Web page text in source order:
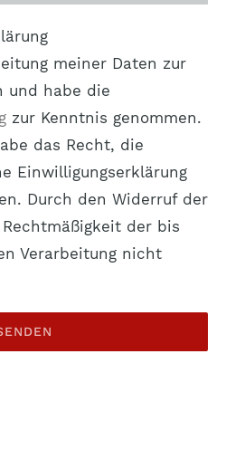
meiner Daten zur
und habe die
zur Kenntnis genommen.
das Recht, die
Einwilligungserklärung
Durch den Widerruf der
der bis
Verarbeitung nicht